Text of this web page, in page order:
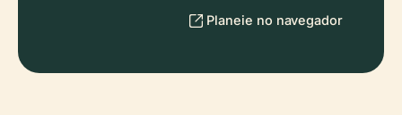
Planeie no navegador